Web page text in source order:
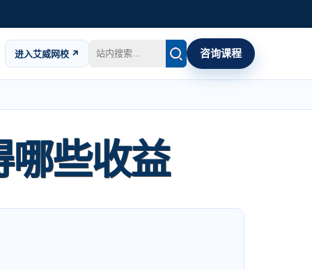
进入艾威网校 ↗ 咨询课程
些收益